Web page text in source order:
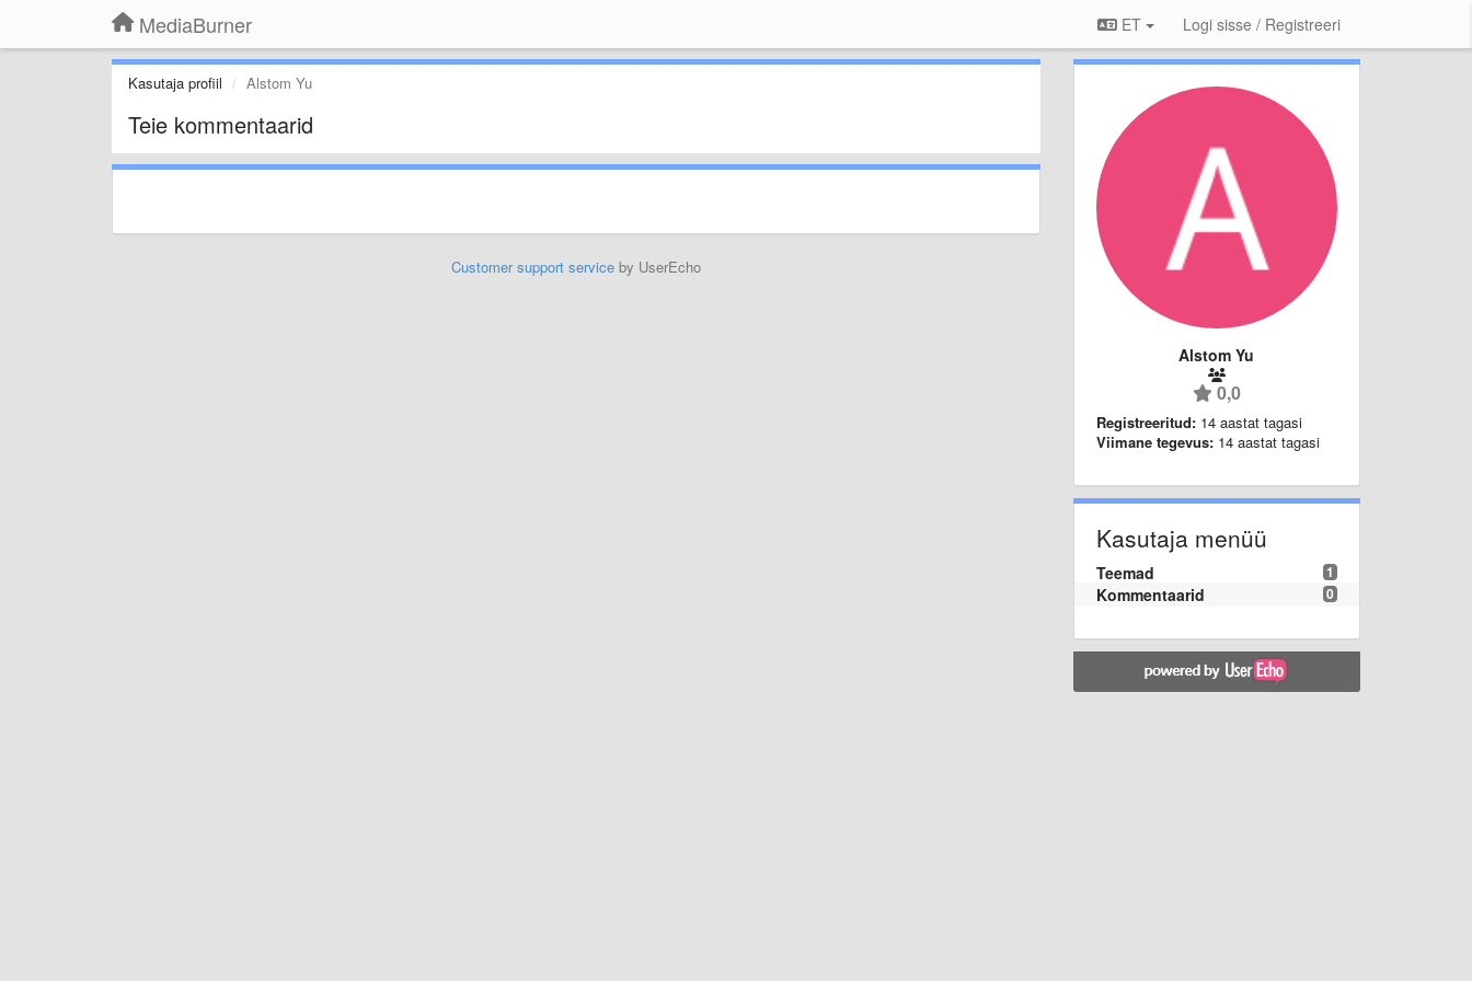
MediaBurner ET Logi sisse / Registreeri
Kasutaja profiil Alstom Yu
Teie kommentaarid
Customer support serviceby UserEcho
Alstom Yu
0,0
Registreeritud: 14 aastat tagasi
Viimane tegevus: 14 aastat tagasi
Kasutaja menüü
1
Teemad
0
Kommentaarid